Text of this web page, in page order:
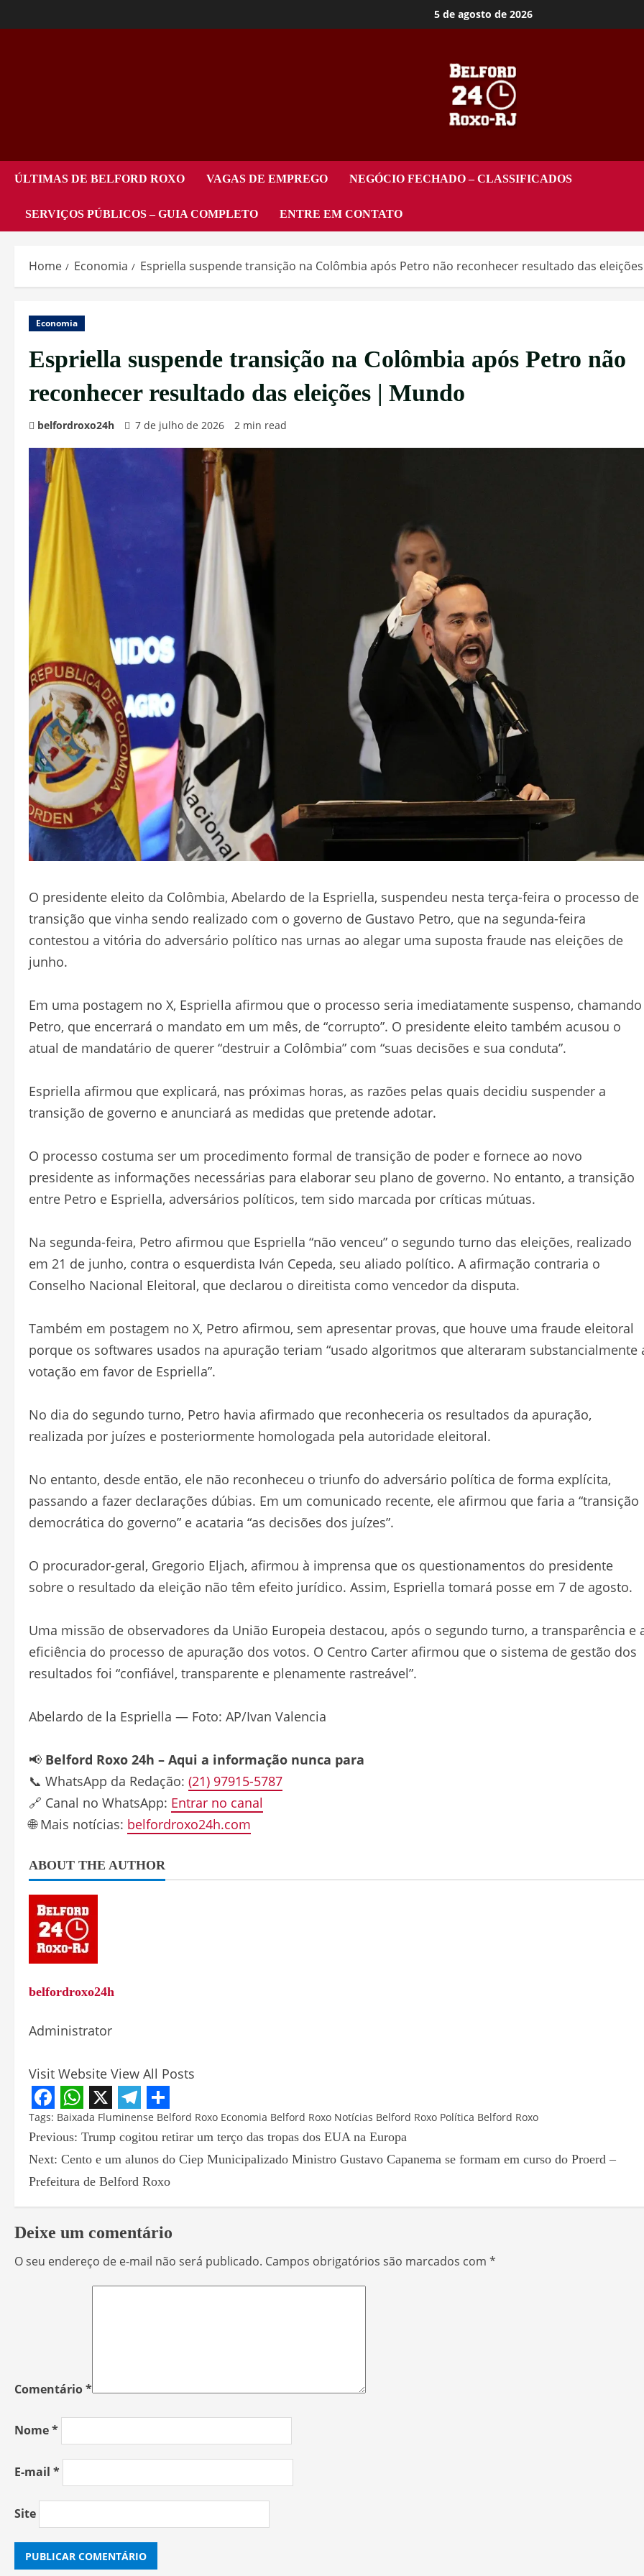
5 de agosto de 2026
ÚLTIMAS DE BELFORD ROXO VAGAS DE EMPREGO NEGÓCIO FECHADO – CLASSIFICADOS
SERVIÇOS PÚBLICOS – GUIA COMPLETO ENTRE EM CONTATO
Home Economia Espriella suspende transição na Colômbia após Petro não reconhecer resultado das
Economia
Espriella suspende transição na Colômbia após Petro não
reconhecer resultado das eleições | Mundo
belfordroxo24h 7 de julho de 2026 2 min read
O presidente eleito da Colômbia, Abelardo de la Espriella, suspendeu nesta terça-feira o processo de
transição que vinha sendo realizado com o governo de Gustavo Petro, que na segunda-feira
contestou a vitória do adversário político nas urnas ao alegar uma suposta fraude nas eleições de
junho.
Em uma postagem no X, Espriella afirmou que o processo seria imediatamente suspenso, chamando
Petro, que encerrará o mandato em um mês, de “corrupto”. O presidente eleito também acusou o
atual de mandatário de querer “destruir a Colômbia” com “suas decisões e sua conduta”.
Espriella afirmou que explicará, nas próximas horas, as razões pelas quais decidiu suspender a
transição de governo e anunciará as medidas que pretende adotar.
O processo costuma ser um procedimento formal de transição de poder e fornece ao novo
presidente as informações necessárias para elaborar seu plano de governo. No entanto, a transição
entre Petro e Espriella, adversários políticos, tem sido marcada por críticas mútuas.
Na segunda-feira, Petro afirmou que Espriella “não venceu” o segundo turno das eleições, realizado
em 21 de junho, contra o esquerdista Iván Cepeda, seu aliado político. A afirmação contraria o
Conselho Nacional Eleitoral, que declarou o direitista como vencedor da disputa.
Também em postagem no X, Petro afirmou, sem apresentar provas, que houve uma fraude eleitoral
porque os softwares usados na apuração teriam “usado algoritmos que alteraram substancialmente
votação em favor de Espriella”.
No dia do segundo turno, Petro havia afirmado que reconheceria os resultados da apuração,
realizada por juízes e posteriormente homologada pela autoridade eleitoral.
No entanto, desde então, ele não reconheceu o triunfo do adversário política de forma explícita,
passando a fazer declarações dúbias. Em um comunicado recente, ele afirmou que faria a “transição
democrática do governo” e acataria “as decisões dos juízes”.
O procurador-geral, Gregorio Eljach, afirmou à imprensa que os questionamentos do presidente
sobre o resultado da eleição não têm efeito jurídico. Assim, Espriella tomará posse em 7 de agosto.
Uma missão de observadores da União Europeia destacou, após o segundo turno, a transparência e
eficiência do processo de apuração dos votos. O Centro Carter afirmou que o sistema de gestão dos
resultados foi “confiável, transparente e plenamente rastreável”.
Abelardo de la Espriella — Foto: AP/Ivan Valencia
📢 Belford Roxo 24h – Aqui a informação nunca para
📞 WhatsApp da Redação: (21) 97915-5787
🔗 Canal no WhatsApp: Entrar no canal
🌐 Mais notícias: belfordroxo24h.com
ABOUT THE AUTHOR
belfordroxo24h
Administrator
Visit Website View All Posts
Facebook
WhatsApp
X Telegram
Share
Tags: Baixada Fluminense Belford Roxo Economia Belford Roxo Notícias Belford Roxo Política Belford Roxo
Previous: Trump cogitou retirar um terço das tropas dos EUA na Europa
Next: Cento e um alunos do Ciep Municipalizado Ministro Gustavo Capanema se formam em curso do Proerd –
Prefeitura de Belford Roxo
Deixe um comentário
O seu endereço de e-mail não será publicado. Campos obrigatórios são marcados com *
Comentário*
Nome*
E-mail *
Site